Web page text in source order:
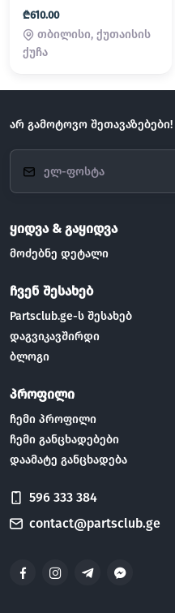
₾610.00
თბილისი, ქუთაისის
ქუჩა
არ გამოტოვო შეთავაზებები!
ყიდვა & გაყიდვა
მოძებნე დეტალი
ჩვენ შესახებ
Partsclub.ge-ს შესახებ
დაგვიკავშირდი
ბლოგი
პროფილი
ჩემი პროფილი
ჩემი განცხადებები
დაამატე განცხადება
596 333 384
contact@partsclub.ge